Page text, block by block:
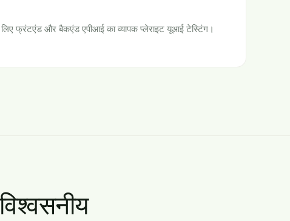
लिए फ्रंटएंड और बैकएंड एपीआई का व्यापक प्लेराइट यूआई टेस्टिंग।